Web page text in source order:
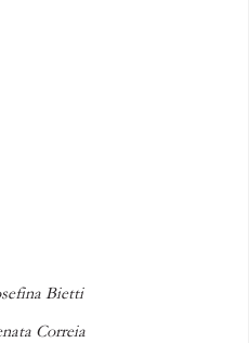
Bietti
Correia